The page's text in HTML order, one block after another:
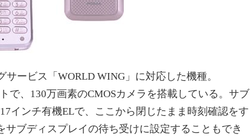
ービス「WORLD WING」に対応した機種。
で、130万画素のCMOSカメラを搭載している。サブ
インチ有機ELで、ここから閉じたまま時刻確認をす
サブディスプレイの待ち受けに設定することもでき